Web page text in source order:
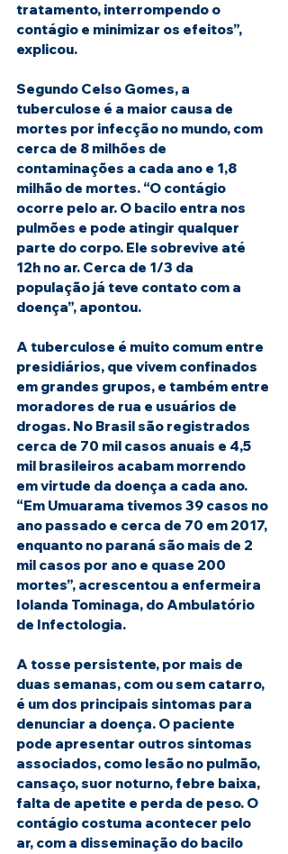
tratamento, interrompendo o
contágio e minimizar os efeitos”,
explicou.
Segundo Celso Gomes, a
tuberculose é a maior causa de
mortes por infecção no mundo, com
cerca de 8 milhões de
contaminações a cada ano e 1,8
milhão de mortes. “O contágio
ocorre pelo ar. O bacilo entra nos
pulmões e pode atingir qualquer
parte do corpo. Ele sobrevive até
12h no ar. Cerca de 1/3 da
população já teve contato com a
doença”, apontou.
A tuberculose é muito comum entre
presidiários, que vivem confinados
em grandes grupos, e também entre
moradores de rua e usuários de
drogas. No Brasil são registrados
cerca de 70 mil casos anuais e 4,5
mil brasileiros acabam morrendo
em virtude da doença a cada ano.
“Em Umuarama tivemos 39 casos no
ano passado e cerca de 70 em 2017,
enquanto no paraná são mais de 2
mil casos por ano e quase 200
mortes”, acrescentou a enfermeira
Iolanda Tominaga, do Ambulatório
de Infectologia.
A tosse persistente, por mais de
duas semanas, com ou sem catarro,
é um dos principais sintomas para
denunciar a doença. O paciente
pode apresentar outros sintomas
associados, como lesão no pulmão,
cansaço, suor noturno, febre baixa,
falta de apetite e perda de peso. O
contágio costuma acontecer pelo
ar, com a disseminação do bacilo